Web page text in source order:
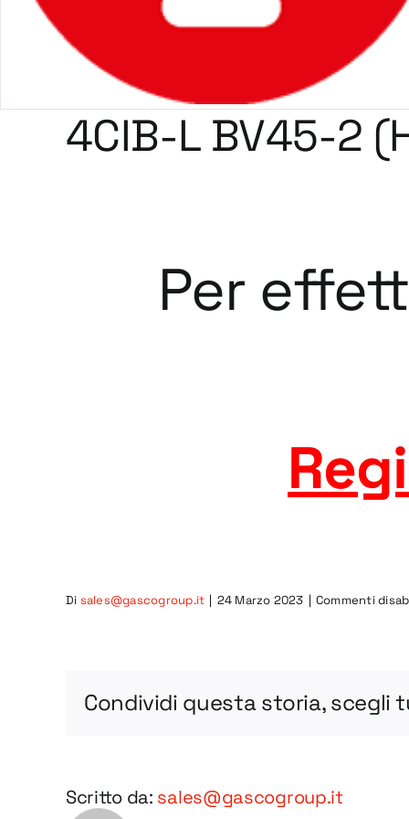
4CIB-L BV45-2
Per
Di sales@gascogroup.it | 24 Marzo 2023 | Commenti
Condividi questa storia, scegli
Scritto da: sales@gascogroup.it